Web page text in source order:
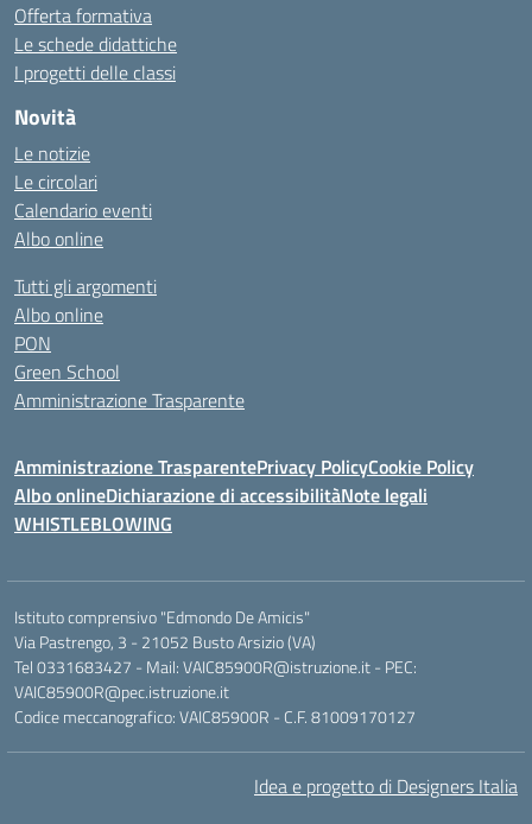
Offerta formativa
Le schede didattiche
I progetti delle classi
Novità
Le notizie
Le circolari
Calendario eventi
Albo online
Tutti gli argomenti
Albo online
PON
Green School
Amministrazione Trasparente
Amministrazione TrasparentePrivacy PolicyCookie Policy
Albo onlineDichiarazione di accessibilitàNote legali
WHISTLEBLOWING
Istituto comprensivo "Edmondo De Amicis"
Via Pastrengo, 3 - 21052 Busto Arsizio (VA)
Tel 0331683427 - Mail: VAIC85900R@istruzione.it - PEC:
VAIC85900R@pec.istruzione.it
Codice meccanografico: VAIC85900R - C.F. 81009170127
Idea e progetto di Designers Italia